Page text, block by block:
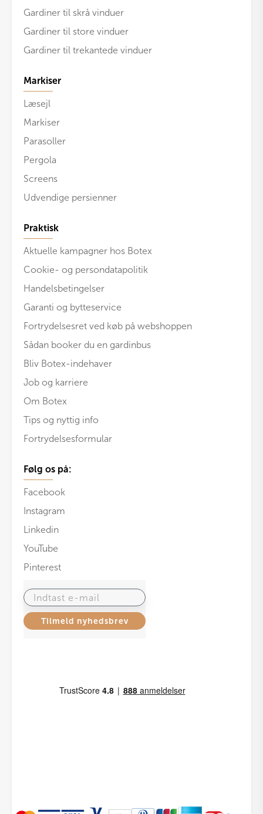
Gardiner til skrå vinduer
Gardiner til store vinduer
Gardiner til trekantede vinduer
Markiser
Læsejl
Markiser
Parasoller
Pergola
Screens
Udvendige persienner
Praktisk
Aktuelle kampagner hos Botex
Cookie- og persondatapolitik
Handelsbetingelser
Garanti og bytteservice
Fortrydelsesret ved køb på webshoppen
Sådan booker du en gardinbus
Bliv Botex-indehaver
Job og karriere
Om Botex
Tips og nyttig info
Fortrydelsesformular
Følg os på:
Facebook
Instagram
Linkedin
YouTube
Pinterest
Indtast e-mail
Tilmeld nyhedsbrev